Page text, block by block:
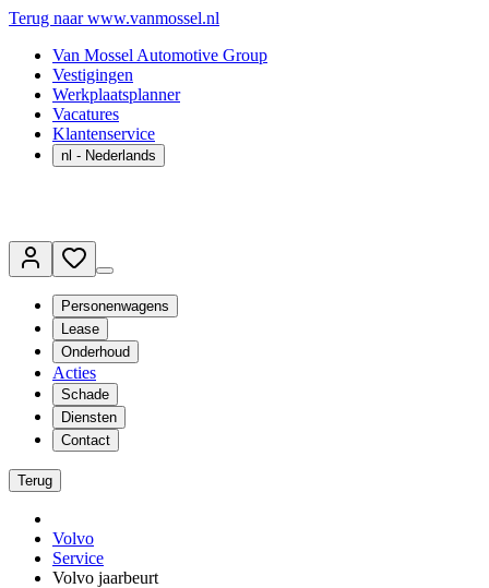
Terug naar www.vanmossel.nl
Van Mossel Automotive Group
Vestigingen
Werkplaatsplanner
Vacatures
Klantenservice
nl - Nederlands
Personenwagens
Lease
Onderhoud
Acties
Schade
Diensten
Contact
Terug
Volvo
Service
Volvo jaarbeurt